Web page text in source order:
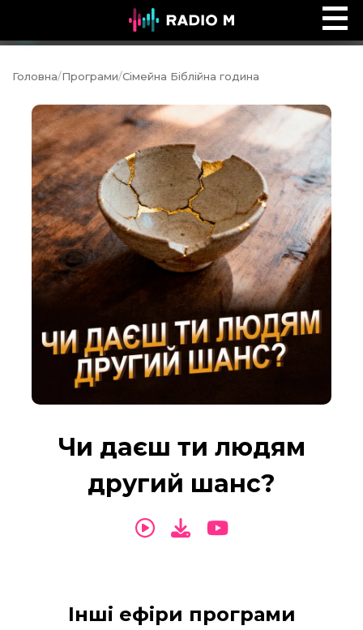
Формула Сім'ї
Головна/Програми/Сімейна Біблійна година
Чи даєш ти людям
другий шанс?
Інші ефіри програми